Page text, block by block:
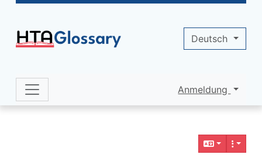
Navigation and related functionality
Site identity, navigation, etc.
Anmeldung
Deutsch